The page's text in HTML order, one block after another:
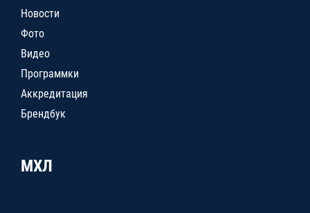
Новости
Фото
Видео
Программки
Аккредитация
Брендбук
МХЛ